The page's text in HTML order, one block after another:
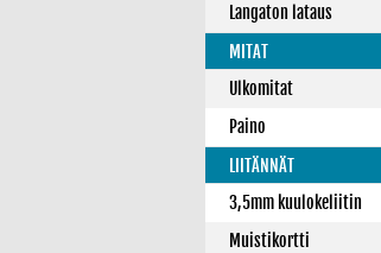
Langaton lataus
MITAT
Ulkomitat
Paino
LIITÄNNÄT
3,5mm kuulokeliitin
Muistikortti